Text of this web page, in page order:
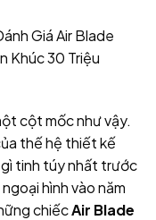
Giá Air Blade
Khúc 30 Triệu
cột mốc như vậy.
thế hệ thiết kế
tinh túy nhất trước
hình vào năm
chiếcAir Blade